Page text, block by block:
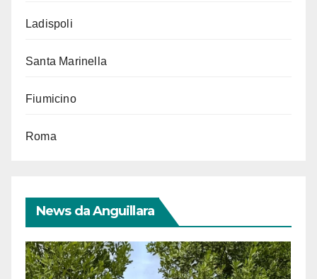
Ladispoli
Santa Marinella
Fiumicino
Roma
News da Anguillara